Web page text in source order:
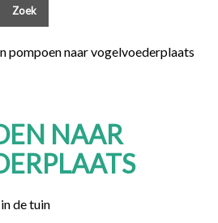
pompoen naar vogelvoederplaats
NAAR
de tuin